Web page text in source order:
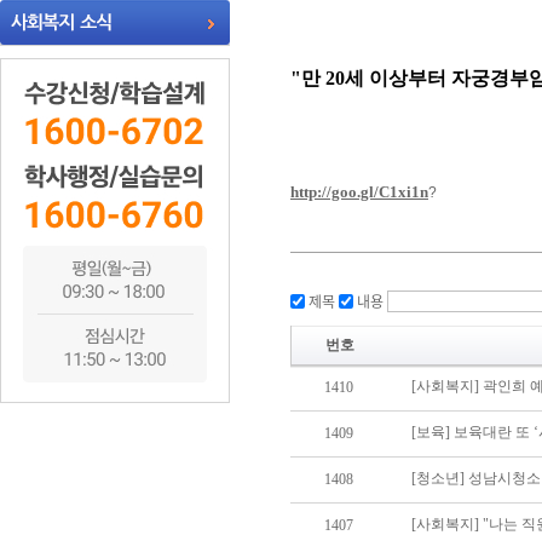
제목 내용
번호
1410 [사회복지] 곽인희
1409 [보육] 보육대란 또 ‘
1408 [청소년] 성남시청
1407 [사회복지] "나는 직